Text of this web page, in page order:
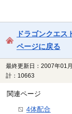
ドラゴンクエ
ページに戻る
最終更新日：2007年01
計：10663
関連ページ
4体配合